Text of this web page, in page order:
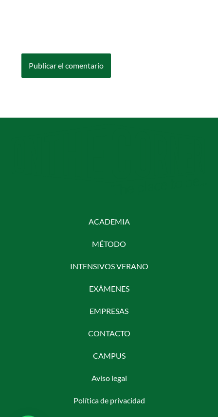
ACADEMIA
MÉTODO
INTENSIVOS VERANO
EXÁMENES
EMPRESAS
CONTACTO
CAMPUS
Aviso legal
Política de privacidad